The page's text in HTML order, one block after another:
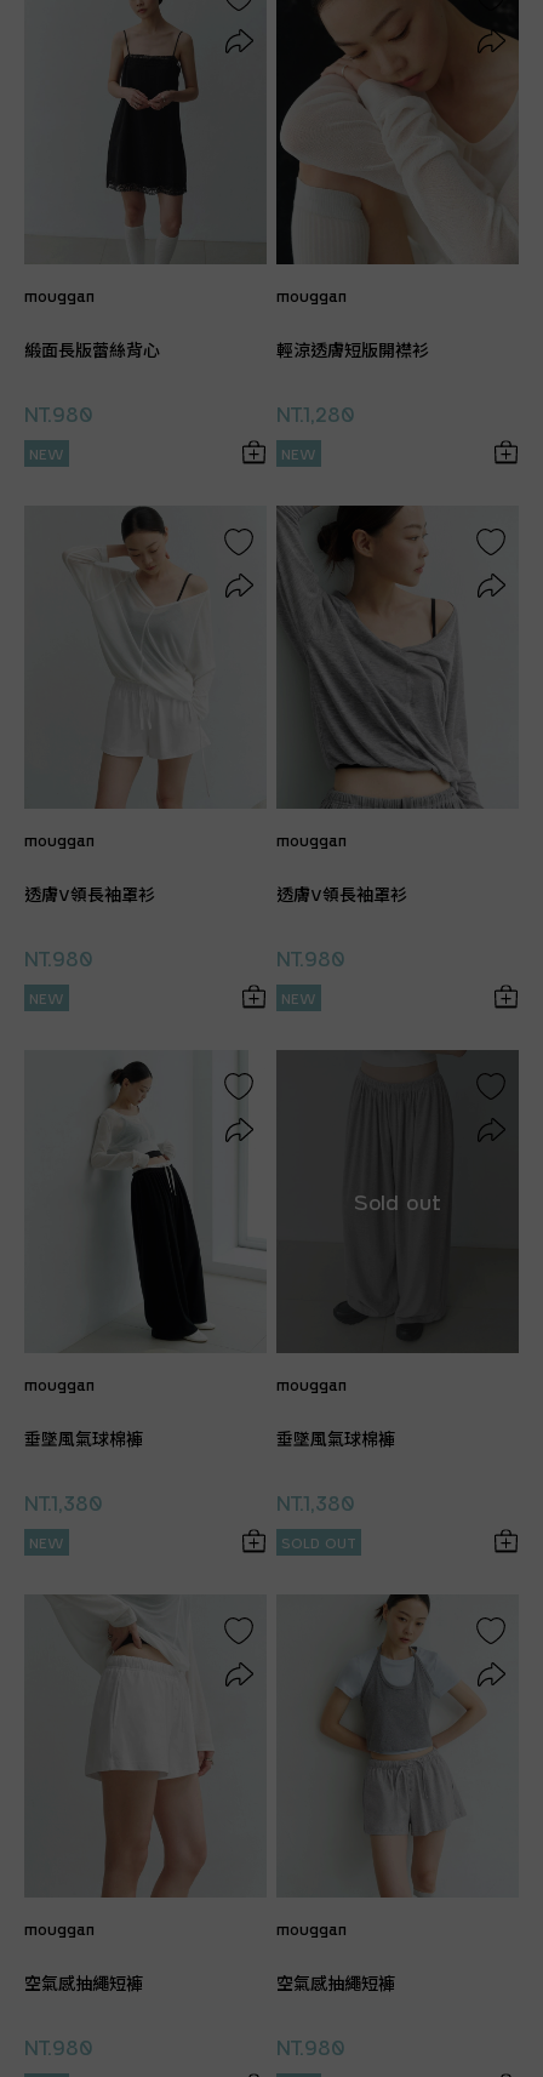
mouggan
緞面長版蕾絲背心
NT.980
NEW
mouggan
輕涼透膚短版開襟衫
NT.1,280
NEW
mouggan
透膚V領長袖罩衫
NT.980
NEW
mouggan
透膚V領長袖罩衫
NT.980
NEW
mouggan
垂墜風氣球棉褲
NT.1,380
NEW
mouggan
垂墜風氣球棉褲
NT.1,380
SOLD OUT
mouggan
空氣感抽繩短褲
NT.980
mouggan
空氣感抽繩短褲
NT.980